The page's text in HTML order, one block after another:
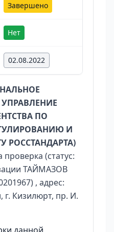
Завершено
Нет
02.08.2022
ПО
И
РОССТАНДАРТА)
(статус:
ТАЙМАЗОВ
, адрес:
г. Кизилюрт, пр. И.